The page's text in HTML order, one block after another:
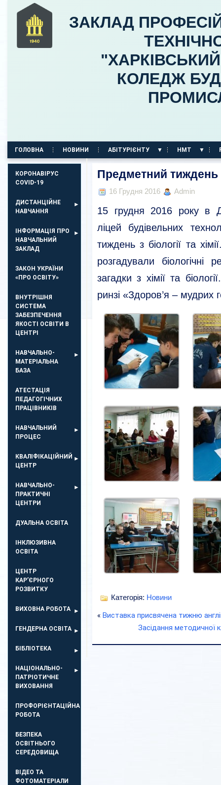
ЗАКЛАД
КОЛЕДЖ
ГОЛОВНА НОВИНИ АБІТУРІЄНТУ НМТ
КОРОНАВІРУС
COVID-19
ДИСТАНЦІЙНЕ
НАВЧАННЯ
ІНФОРМАЦІЯ ПРО
НАВЧАЛЬНИЙ
ЗАКЛАД
ЗАКОН УКРАЇНИ
«ПРО ОСВІТУ»
ВНУТРІШНЯ
СИСТЕМА
ЗАБЕЗПЕЧЕННЯ
ЯКОСТІ ОСВІТИ В
ЦЕНТРІ
НАВЧАЛЬНО-
МАТЕРІАЛЬНА
БАЗА
АТЕСТАЦІЯ
ПЕДАГОГІЧНИХ
ПРАЦІВНИКІВ
НАВЧАЛЬНИЙ
ПРОЦЕС
КВАЛІФІКАЦІЙНИЙ
ЦЕНТР
НАВЧАЛЬНО-
ПРАКТИЧНІ
ЦЕНТРИ
ДУАЛЬНА ОСВІТА
ІНКЛЮЗИВНА
ОСВІТА
ЦЕНТР
КАР’ЄРНОГО
РОЗВИТКУ
ВИХОВНА РОБОТА
ГЕНДЕРНА ОСВІТА
БІБЛІОТЕКА
НАЦІОНАЛЬНО-
ПАТРІОТИЧНЕ
ВИХОВАННЯ
ПРОФОРІЄНТАЦІЙНА
РОБОТА
БЕЗПЕКА
ОСВIТНЬОГО
СЕРЕДОВИЩА
ВІДЕО ТА
ФОТОМАТЕРІАЛИ
Предметний тиждень
16 Грудня 2016 Admin
15 грудня 2016 року в
ліцей будівельних
тиждень з біології та
розгадували біологічні
загадки з хімії та
ринзі «Здоров’я – мудрих
Категорія: Новини
« Виставка присвячена тижню
Засідання методичної